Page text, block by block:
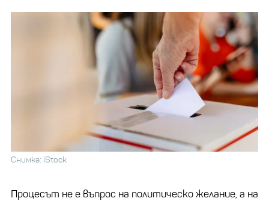
Снимка: iStock
Процесът не е въпрос на политическо желание, а на